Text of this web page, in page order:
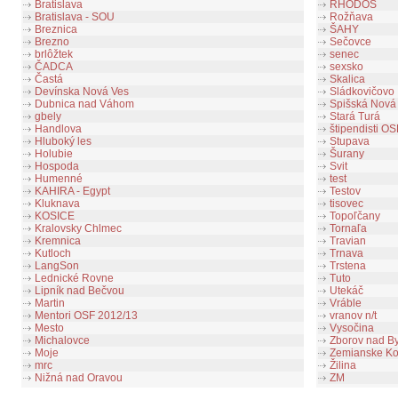
Bratislava
Bratislava - SOU
Breznica
Brezno
brlôžtek
ČADCA
Častá
Devínska Nová Ves
Dubnica nad Váhom
gbely
Handlova
Hluboký les
Holubie
Hospoda
Humenné
KAHIRA - Egypt
Kluknava
KOSICE
Kralovsky Chlmec
Kremnica
Kutloch
LangSon
Lednické Rovne
Lipník nad Bečvou
Martin
Mentori OSF 2012/13
Mesto
Michalovce
Moje
mrc
Nižná nad Oravou
RHODOS
Rožňava
ŠAHY
Sečovce
senec
sexsko
Skalica
Sládkovičovo
Spišská Nová
Stará Turá
štipendisti
Stupava
Šurany
Svit
test
Testov
tisovec
Topoľčany
Tornaľa
Travian
Trnava
Trstena
Tuto
Utekáč
Vráble
vranov n/t
Vysočina
Zborov nad
Zemianske
Žilina
ZM